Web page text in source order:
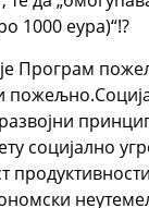
1000 еура)“!?
Програм
социјално